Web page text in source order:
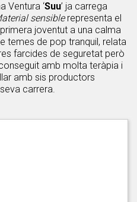
Ventura ‘Suu’ ja carrega
sensiblerepresenta el
joventut a una calma
temes de pop tranquil, relata
farcides de seguretat però
amb molta teràpia i
amb sis productors
carrera.